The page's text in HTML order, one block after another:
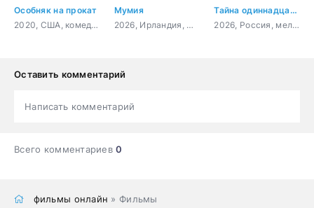
Особняк на прокат
2020, США, комедия
Мумия
2026, Ирландия, США, ужасы
Тайна одиннадцати лет
2026, Россия, мелодрама
Оставить комментарий
Написать комментарий
Всего комментариев0
фильмы онлайн » Фильмы